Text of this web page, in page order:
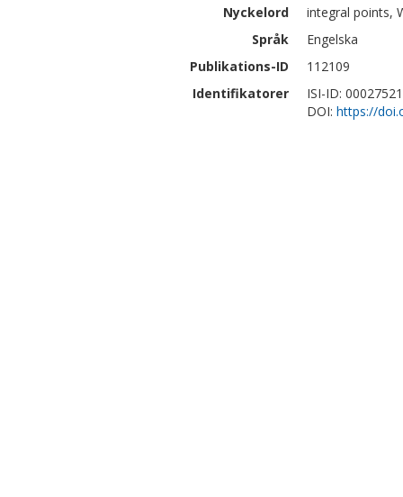
Nyckelord
integral points,
Språk
Engelska
Publikations-ID
112109
Identifikatorer
ISI-ID:
DOI: https://